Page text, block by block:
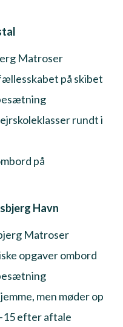
Matroser
på skibet
rundt i
på
Havn
Matroser
opgaver ombord
men møder op
15 efter aftale